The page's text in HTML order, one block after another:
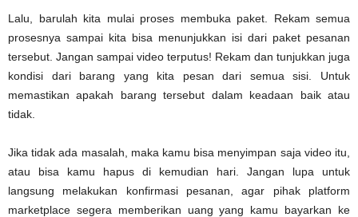
Lalu, barulah kita mulai proses membuka paket. Rekam semua
prosesnya sampai kita bisa menunjukkan isi dari paket pesanan
tersebut. Jangan sampai video terputus! Rekam dan tunjukkan juga
kondisi dari barang yang kita pesan dari semua sisi. Untuk
memastikan apakah barang tersebut dalam keadaan baik atau
tidak.
Jika tidak ada masalah, maka kamu bisa menyimpan saja video itu,
atau bisa kamu hapus di kemudian hari. Jangan lupa untuk
langsung melakukan konfirmasi pesanan, agar pihak platform
marketplace segera memberikan uang yang kamu bayarkan ke